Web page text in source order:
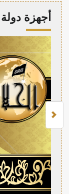
أجهزة